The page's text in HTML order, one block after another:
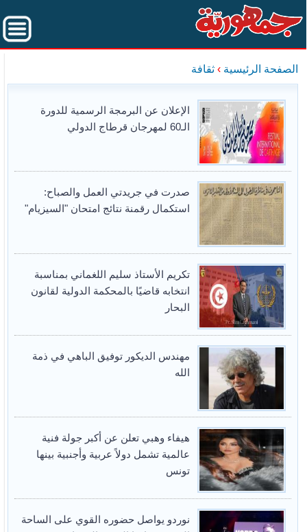
الصفحة الرئيسية › ثقافة
الإعلان عن البرمجة الرسمية للدورة
الـ60 لمهرجان قرطاج الدولي
صدرت في جريدتي العمل والصباح:
استكمال رقمنة نتائج امتحان "السيزيام"
تكريم الأستاذ سليم اللغماني بمناسبة
انتخابه قاضيًا بالمحكمة الدولية لقانون
البحار
مهندس الديكور توفيق الباهي في ذمة
الله
هيفاء وهبي تعلن عن أكبر جولة فنية
عالمية تشمل دولاً عربية وأجنبية بينها
تونس
نوردو يواصل حضوره القوي على الساحة